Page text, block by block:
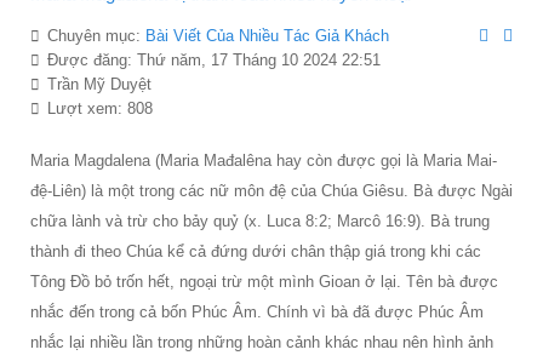
Chuyên mục: Bài Viết Của Nhiều Tác Giả Khách
Được đăng: Thứ năm, 17 Tháng 10 2024 22:51
Trần Mỹ Duyệt
Lượt xem: 808
Maria Magdalena (Maria Mađalêna hay còn được gọi là Maria Mai-
đệ-Liên) là một trong các nữ môn đệ của Chúa Giêsu. Bà được Ngài
chữa lành và trừ cho bảy quỷ (x. Luca 8:2; Marcô 16:9). Bà trung
thành đi theo Chúa kể cả đứng dưới chân thập giá trong khi các
Tông Đồ bỏ trốn hết, ngoại trừ một mình Gioan ở lại. Tên bà được
nhắc đến trong cả bốn Phúc Âm. Chính vì bà đã được Phúc Âm
nhắc lại nhiều lần trong những hoàn cảnh khác nhau nên hình ảnh